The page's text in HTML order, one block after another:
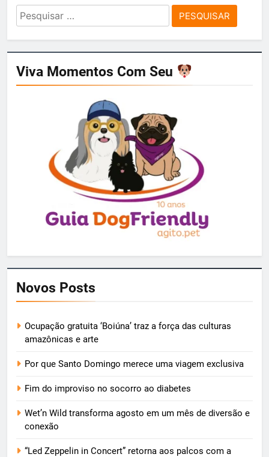
Pesquisar
por:
Viva Momentos Com Seu
Novos Posts
Ocupação gratuita ‘Boiúna’ traz a força das culturas
amazônicas e arte
Por que Santo Domingo merece uma viagem exclusiva
Fim do improviso no socorro ao diabetes
Wet’n Wild transforma agosto em um mês de diversão e
conexão
“Led Zeppelin in Concert” retorna aos palcos com a